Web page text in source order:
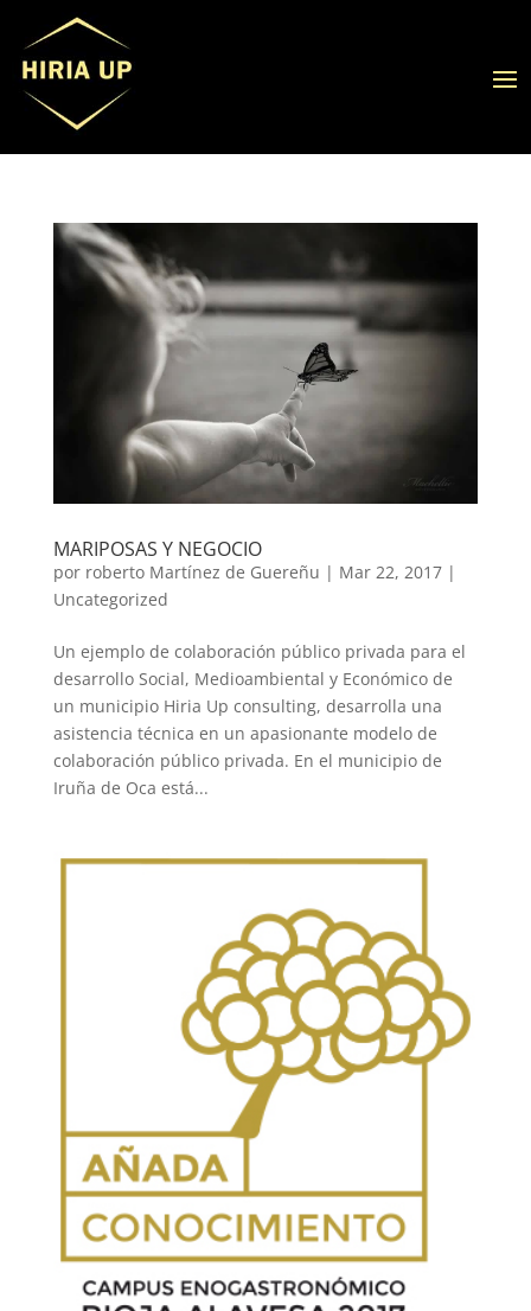
MARIPOSAS Y NEGOCIO
por roberto Martínez de Guereñu | Mar 22, 2017|
Uncategorized
Un ejemplo de colaboración público privada para el
desarrollo Social, Medioambiental y Económico de
un municipio Hiria Up consulting, desarrolla una
asistencia técnica en un apasionante modelo de
colaboración público privada. En el municipio de
Iruña de Oca está...